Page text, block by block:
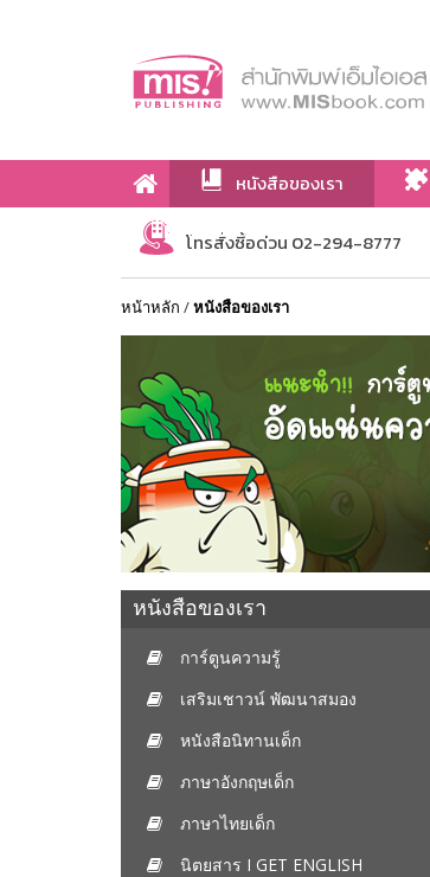
หนังสือของเรา
เกี่ยวกับเรา
โทรสั่งซื้อด่วน 02-294-8777
หน้าหลัก /หนังสือของเรา
หนังสือของเรา
การ์ตูนความรู้
เสริมเชาวน์ พัฒนาสมอง
หนังสือนิทานเด็ก
ภาษาอังกฤษเด็ก
ภาษาไทยเด็ก
นิตยสาร I GET ENGLISH